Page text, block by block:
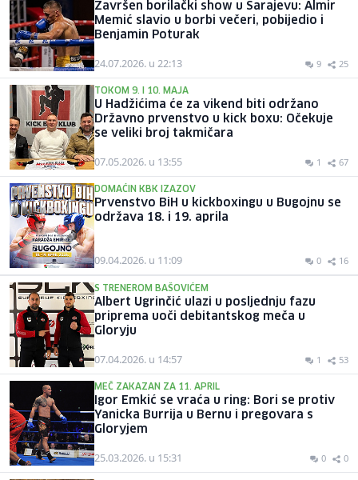
Završen borilački show u Sarajevu: Almir
Memić slavio u borbi večeri, pobijedio i
Benjamin Poturak
24.07.2026. u 22:13 9 25
TOKOM 9. I 10. MAJA
U Hadžićima će za vikend biti održano
Državno prvenstvo u kick boxu: Očekuje
se veliki broj takmičara
07.05.2026. u 13:55 1 67
DOMAĆIN KBK IZAZOV
Prvenstvo BiH u kickboxingu u Bugojnu se
održava 18. i 19. aprila
09.04.2026. u 11:09 0 16
S TRENEROM BAŠOVIĆEM
Albert Ugrinčić ulazi u posljednju fazu
priprema uoči debitantskog meča u
Gloryju
07.04.2026. u 14:57 1 53
MEČ ZAKAZAN ZA 11. APRIL
Igor Emkić se vraća u ring: Bori se protiv
Yanicka Burrija u Bernu i pregovara s
Gloryjem
25.03.2026. u 15:31 0 0